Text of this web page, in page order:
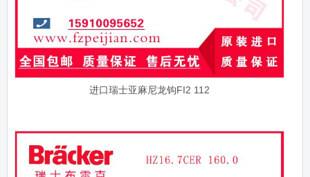
进口瑞士亚麻尼龙钩FI2 112